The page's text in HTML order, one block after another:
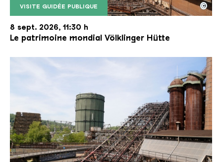
VISITE GUIDÉE PUBLIQUE
Le monte-charge incliné de la Völklinger Hütte
Copyright: Weltkulturerbe Völklinger Hütte | Karl
©
8 sept. 2026, 11:30 h
Le patrimoine mondial Völklinger Hütte